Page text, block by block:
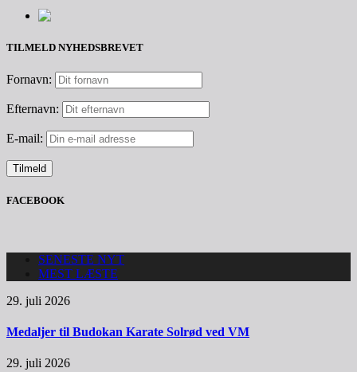
TILMELD NYHEDSBREVET
Fornavn:
Efternavn:
E-mail:
FACEBOOK
SENESTE NYT
MEST LÆSTE
29. juli 2026
Medaljer til Budokan Karate Solrød ved VM
29. juli 2026